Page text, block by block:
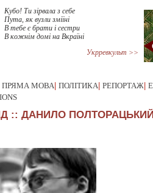
Kубо! Ти зірвала з себе
Пута, як вузли зміїні
В тебе є брати і сестри
В кожнім домі на Вкраїні
Укрревкульт >>
ПРЯМА МОВА ПОЛІТИКА РЕПОРТАЖ
:: ДАНИЛО ПОЛТОРАЦЬКИЙ